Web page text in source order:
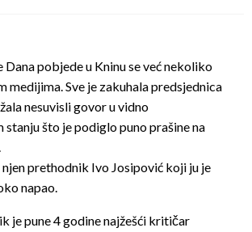
Dana pobjede u Kninu se već nekoliko
medijima. Sve je zakuhala predsjednica
nesuvisli govor u vidno
što je podiglo puno prašine na
prethodnik Ivo Josipović koji ju je
napao.
je pune 4 godine najžešći kritičar